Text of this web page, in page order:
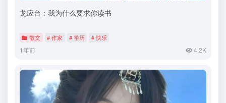
龙应台：我为什么要求你读书
散文 # 作家 # 学历 # 快乐
1年前 4.2K